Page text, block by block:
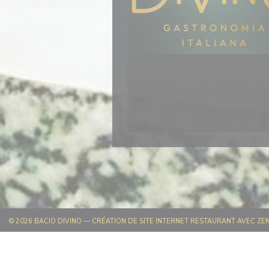
© 2026 BACIO DIVINO — CRÉATION DE SITE INTERNET RESTAURANT AVEC